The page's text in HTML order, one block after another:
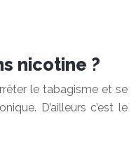
nicotine ?
le tabagisme et se
D’ailleurs c’est le